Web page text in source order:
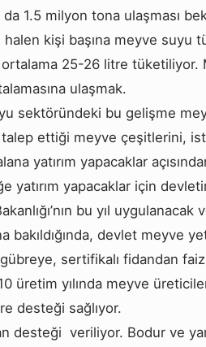
da 1.5 milyon tona ulaşması
halen kişi başına meyve
ortalama 25-26 litre
ulaşmak.
sektöründeki bu gelişme
talep ettiği meyve çeşitlerini,
yatırım yapacaklar
yatırım yapacaklar için
bu yıl
bakıldığında, devlet meyve
sertifikalı fidandan
üretim yılında meyve
desteği sağlıyor.
desteği veriliyor. Bodur ve